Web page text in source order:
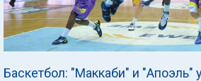
Баскетбол: "Маккаби" и "Апоэль"